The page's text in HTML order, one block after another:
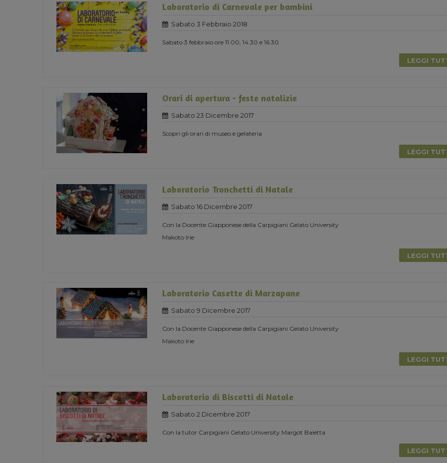
Laboratorio di Carnevale per bambini
Sabato 3 Febbraio 2018
Sabato 3 febbraio ore 11.00, 14.30 e 16.30
LEGGI
Orari di apertura - feste natalizie
Sabato 23 Dicembre 2017
Scopri gli orari di museo e gelateria
LEGGI
Laboratorio Tronchetti di Natale
Sabato 16 Dicembre 2017
Con la Docente Giapponese della Carpigiani Gelato University
Makoto Irie
LEGGI
Laboratorio Casette di Marzapane
Sabato 9 Dicembre 2017
Con la Docente Giapponese della Carpigiani Gelato University
Makoto Irie
LEGGI
Laboratorio di Biscotti di Natale
Sabato 2 Dicembre 2017
Con la tutor Carpigiani Gelato University Margot Baietta
LEGGI